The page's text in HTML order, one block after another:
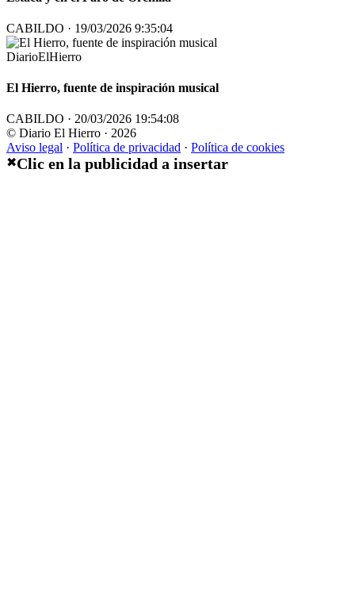
CABILDO · 19/03/2026 9:35:04
DiarioElHierro
El Hierro, fuente de inspiración musical
CABILDO · 20/03/2026 19:54:08
© Diario El Hierro · 2026
Aviso legal · Política de privacidad · Política de cookies
✖Clic en la publicidad a insertar